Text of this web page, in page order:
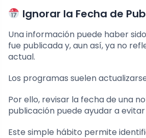
Ignorar la Fecha de
Una información puede haber
fue publicada y, aun así, ya no
actual.
Los programas suelen
Por ello, revisar la fecha de una
publicación puede ayudar a
Este simple hábito permite